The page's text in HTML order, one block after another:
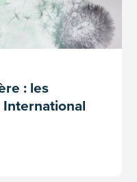
: les